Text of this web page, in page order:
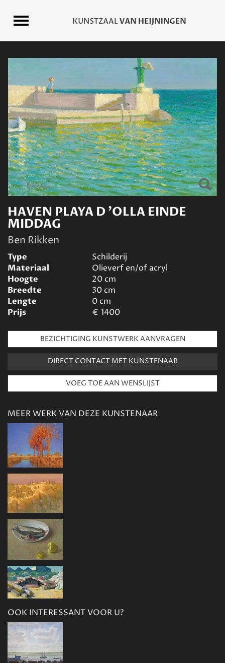
HAVEN PLAYA D 'OLLA EINDE
MIDDAG
Ben Rikken
Type
Schilderij
Materiaal
Olieverf en/of acryl
Hoogte
20cm
Breedte
30cm
Lengte
0cm
Prijs
€ 1400
BEZICHTIGING KUNSTWERK AANVRAGEN
DIRECT CONTACT MET KUNSTENAAR
MEER WERK VAN DEZE KUNSTENAAR
OOK INTERESSANT VOOR U?